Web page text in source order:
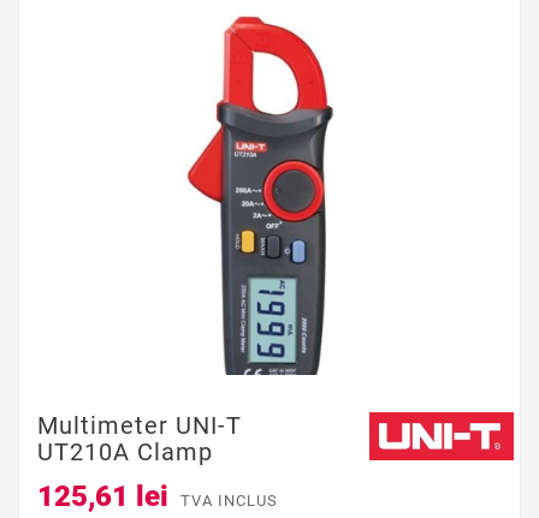
Multimeter UNI-T
UT210A Clamp
125,61 lei TVA INCLUS